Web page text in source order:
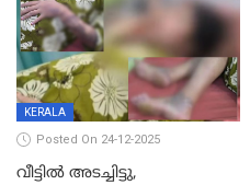
KERALA
Posted On 24-12-2025
വീട്ടിൽ അടച്ചിട്ടു,